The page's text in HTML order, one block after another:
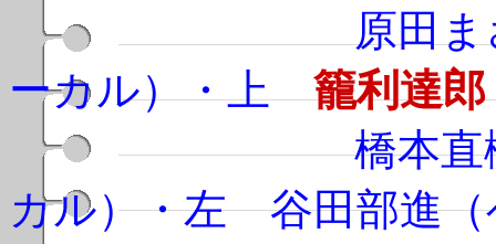
原田まさみ（
ーカル）・上
籠利達
橋本直樹（サ
カル）・左 谷田部進（